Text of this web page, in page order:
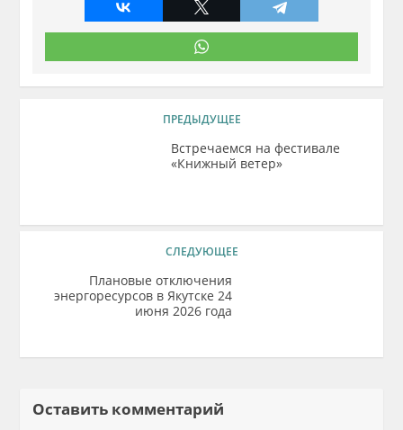
ПРЕДЫДУЩЕЕ
Встречаемся на фестивале
«Книжный ветер»
СЛЕДУЮЩЕЕ
Плановые отключения
энергоресурсов в Якутске 24
июня 2026 года
Оставить комментарий